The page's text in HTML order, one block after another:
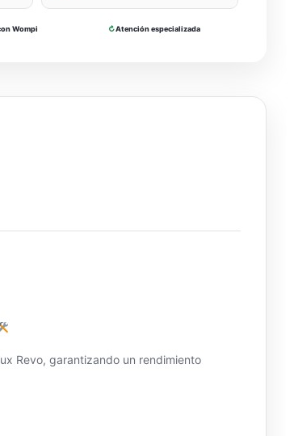
Wompi ↻Atención especializada
Revo, garantizando un rendimiento